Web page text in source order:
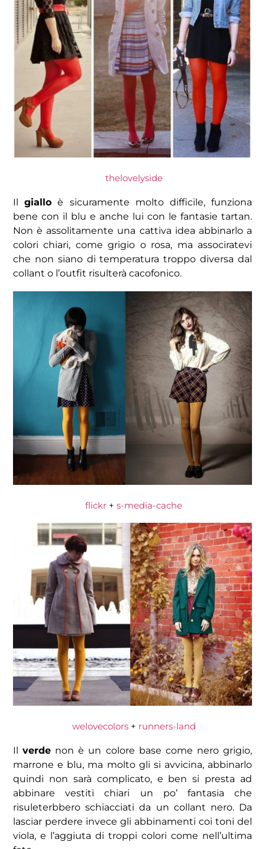
thelovelyside
Ilgiallo è sicuramente molto difficile, funziona
bene con il blu e anche lui con le fantasie tartan.
Non è assolitamente una cattiva idea abbinarlo a
colori chiari, come grigio o rosa, ma associratevi
che non siano di temperatura troppo diversa dal
collant o l’outfit risulterà cacofonico.
flickr + s-media-cache
welovecolors+ runners-land
Ilverde non è un colore base come nero grigio,
marrone e blu, ma molto gli si avvicina, abbinarlo
quindi non sarà complicato, e ben si presta ad
abbinare vestiti chiari un po’ fantasia che
risuleterbbero schiacciati da un collant nero. Da
lasciar perdere invece gli abbinamenti coi toni del
viola, e l’aggiuta di troppi colori come nell’ultima